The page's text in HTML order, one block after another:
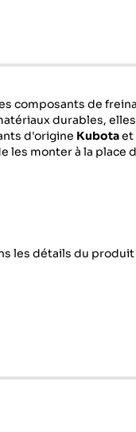
composants de
durables,
d'origine Kubotaet
monter à la place
les détails du